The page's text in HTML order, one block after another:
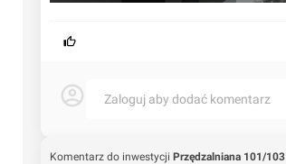
Zaloguj aby dodać komentarz
Komentarz do inwestycji Przędzalniana 101/103